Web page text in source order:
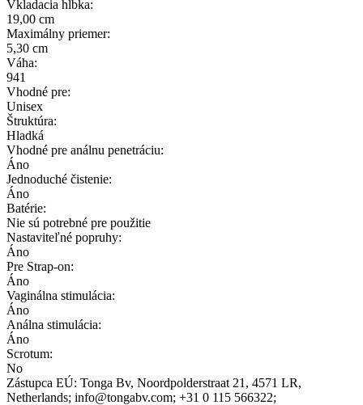
Vkladacia hĺbka:
19,00 cm
Maximálny priemer:
5,30 cm
Váha:
941
Vhodné pre:
Unisex
Štruktúra:
Hladká
Vhodné pre análnu penetráciu:
Áno
Jednoduché čistenie:
Áno
Batérie:
Nie sú potrebné pre použitie
Nastaviteľné popruhy:
Áno
Pre Strap-on:
Áno
Vaginálna stimulácia:
Áno
Análna stimulácia:
Áno
Scrotum:
No
Zástupca EÚ: Tonga Bv, Noordpolderstraat 21 , 4571 LR,
Netherlands; info@tongabv.com; +31 0 115 566322;